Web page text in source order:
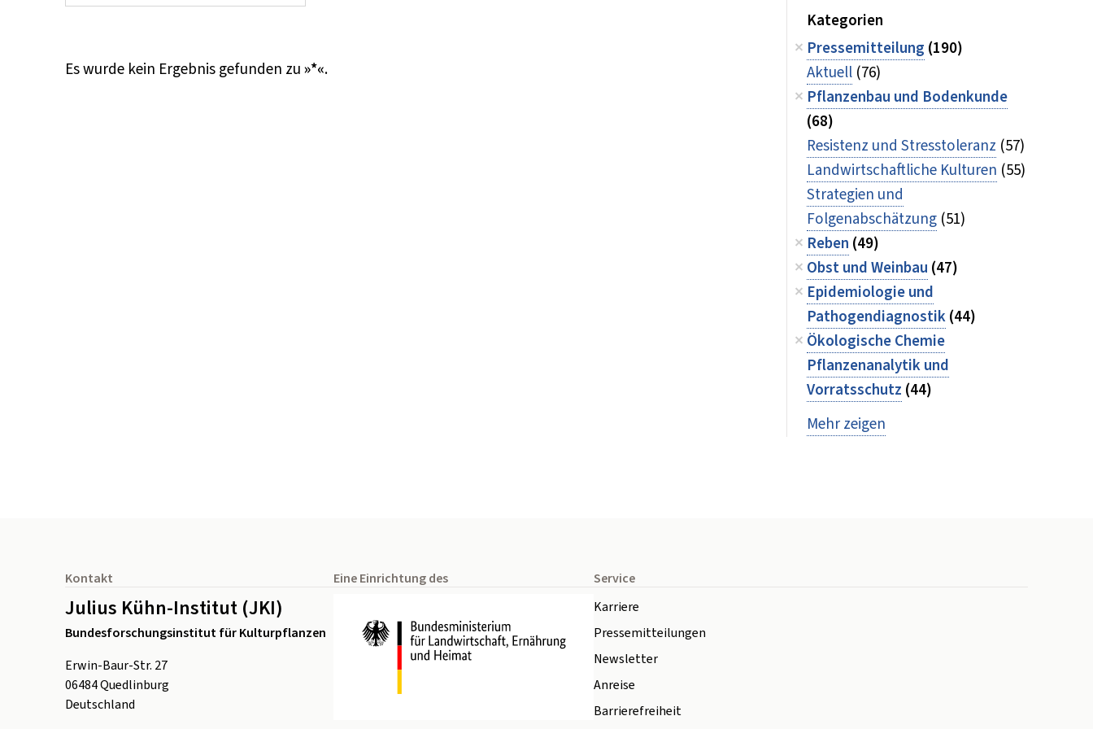
Es wurde kein Ergebnis gefunden zu»*«.
Kategorien
Pressemitteilung (190)
Aktuell (76)
Pflanzenbau und Bodenkunde
(68)
Resistenz und Stresstoleranz (57)
Landwirtschaftliche Kulturen (55)
Strategien und
Folgenabschätzung (51)
Reben (49)
Obst und Weinbau (47)
Epidemiologie und
Pathogendiagnostik(44)
Ökologische Chemie
Pflanzenanalytik und
Vorratsschutz (44)
Mehr zeigen
Kontakt
Julius Kühn-Institut (JKI)
Bundesforschungsinstitut für Kulturpflanzen
Erwin-Baur-Str. 27
06484Quedlinburg
Deutschland
Eine Einrichtung des
Service
Karriere
Pressemitteilungen
Newsletter
Anreise
Barrierefreiheit